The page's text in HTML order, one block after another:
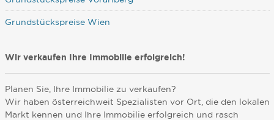
Grundstückspreise Wien
Wir verkaufen Ihre Immobilie erfolgreich!
Planen Sie, Ihre Immobilie zu verkaufen?
Wir haben österreichweit Spezialisten vor Ort, die den lokalen
Markt kennen und Ihre Immobilie erfolgreich und rasch